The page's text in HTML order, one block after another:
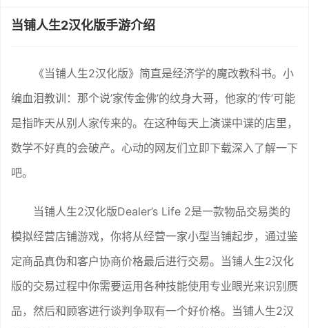
当铺人生2汉化版手游介绍
《当铺人生2汉化版》简直是经济学的魔改教科书。小
编血泪教训：那个说’家传金佛’的纹身大哥，他家的’传’可能
是指昨天从别人家传来的。在这种每天上演谍中谍的店里，
数学不好真的会破产。心动的网友们立即下载深入了解一下
吧。
当铺人生2汉化版Dealer’s Life 2‌是一款物品交易类的
模拟经营店铺游戏，你将从经营一家小型当铺起步，通过鉴
定商品真伪和客户协商价格最后进行交易。当铺人生2汉化
版的交易过程中你需要运用各种技能使用专业眼光来识别赝
品，然后和顾客进行谈判争取有一个好价格。当铺人生2汉